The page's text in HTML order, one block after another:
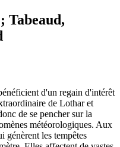
Tabeaud,
d'un regain d'intérêt
de Lothar et
de se pencher sur la
météorologiques. Aux
génèrent les tempêtes